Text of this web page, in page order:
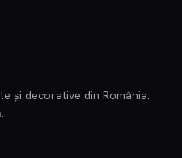
și decorative din România.